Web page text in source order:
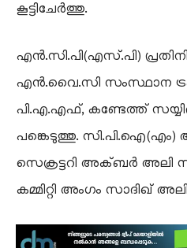
കൂട്ടിചേർത്തു.
എൻ.സി.പി(എസ്.പി)
എൻ.വൈ.സി സംസ്ഥാന
പി.എ.എഫ്, കണ്ടേത്ത്
പങ്കെടുത്തു. സി.പി.ഐ(എം)
സെക്രട്ടറി അക്ബർ അലി
കമ്മിറ്റി അംഗം സാദിഖ്